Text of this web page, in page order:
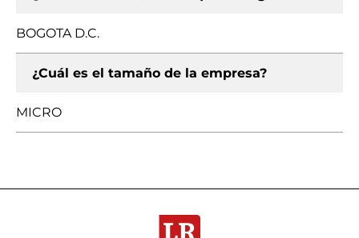
BOGOTA D.C.
¿Cuál es el tamaño de la empresa?
MICRO